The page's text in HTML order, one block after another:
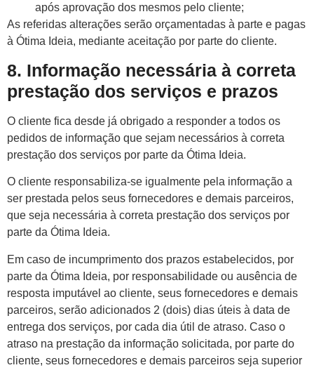
após aprovação dos mesmos pelo cliente;
As referidas alterações serão orçamentadas à parte e pagas
à Ótima Ideia, mediante aceitação por parte do cliente.
8. Informação necessária à correta
prestação dos serviços e prazos
O cliente fica desde já obrigado a responder a todos os
pedidos de informação que sejam necessários à correta
prestação dos serviços por parte da Ótima Ideia.
O cliente responsabiliza-se igualmente pela informação a
ser prestada pelos seus fornecedores e demais parceiros,
que seja necessária à correta prestação dos serviços por
parte da Ótima Ideia.
Em caso de incumprimento dos prazos estabelecidos, por
parte da Ótima Ideia, por responsabilidade ou ausência de
resposta imputável ao cliente, seus fornecedores e demais
parceiros, serão adicionados 2 (dois) dias úteis à data de
entrega dos serviços, por cada dia útil de atraso. Caso o
atraso na prestação da informação solicitada, por parte do
cliente, seus fornecedores e demais parceiros seja superior